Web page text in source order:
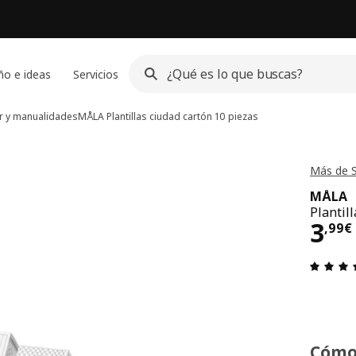
e ideas Servicios
y manualidadesMÅLAPlantillas ciudad cartón 10 piezas
Más de
MÅLA
3,99€
El